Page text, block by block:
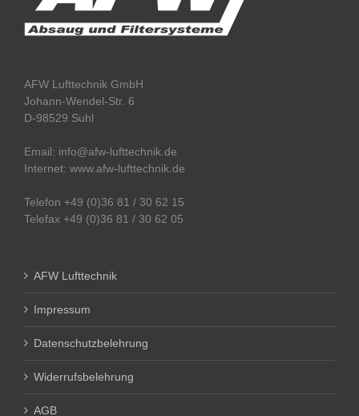
AFW Lufttechnik GmbH
Johann-Wendel-Str. 6
D-98529 Suhl
Email: info@afw-lufttechnik.de
Internet: www.afw-lufttechnik.de
Telefon +49 (0)36 81 / 30 62 15
Telefax +49 (0)36 81 / 30 62 05
AFW Lufttechnik
Impressum
Datenschutzbelehrung
Widerrufsbelehrung
AGB